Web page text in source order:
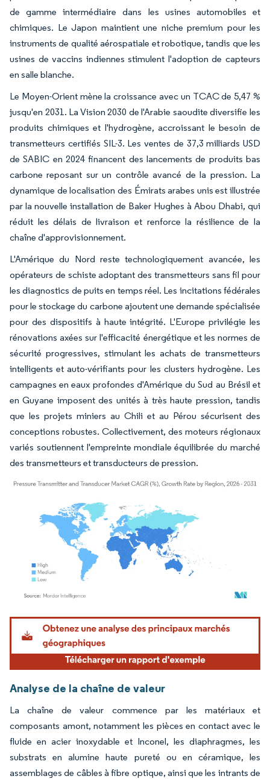
de gamme intermédiaire dans les usines automobiles et
chimiques. Le Japon maintient une niche premium pour les
instruments de qualité aérospatiale et robotique, tandis que les
usines de vaccins indiennes stimulent l'adoption de capteurs
en salle blanche.
Le Moyen-Orient mène la croissance avec un TCAC de 5,47 %
jusqu'en 2031. La Vision 2030 de l'Arabie saoudite diversifie les
produits chimiques et l'hydrogène, accroissant le besoin de
transmetteurs certifiés SIL-3. Les ventes de 37,3 milliards USD
de SABIC en 2024 financent des lancements de produits bas
carbone reposant sur un contrôle avancé de la pression. La
dynamique de localisation des Émirats arabes unis est illustrée
par la nouvelle installation de Baker Hughes à Abou Dhabi, qui
réduit les délais de livraison et renforce la résilience de la
chaîne d'approvisionnement.
L'Amérique du Nord reste technologiquement avancée, les
opérateurs de schiste adoptant des transmetteurs sans fil pour
les diagnostics de puits en temps réel. Les incitations fédérales
pour le stockage du carbone ajoutent une demande spécialisée
pour des dispositifs à haute intégrité. L'Europe privilégie les
rénovations axées sur l'efficacité énergétique et les normes de
sécurité progressives, stimulant les achats de transmetteurs
intelligents et auto-vérifiants pour les clusters hydrogène. Les
campagnes en eaux profondes d'Amérique du Sud au Brésil et
en Guyane imposent des unités à très haute pression, tandis
que les projets miniers au Chili et au Pérou sécurisent des
conceptions robustes. Collectivement, des moteurs régionaux
variés soutiennent l'empreinte mondiale équilibrée du marché
des transmetteurs et transducteurs de pression.
Image © Mordor Intelligence. La réutilisation nécessite une attribution sous CC BY
Analyse de la chaîne de valeur
La chaîne de valeur commence par les matériaux et
composants amont, notamment les pièces en contact avec le
fluide en acier inoxydable et Inconel, les diaphragmes, les
substrats en alumine haute pureté ou en céramique, les
assemblages de câbles à fibre optique, ainsi que les intrants de